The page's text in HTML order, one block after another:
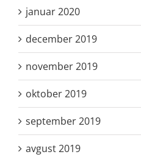
januar 2020
december 2019
november 2019
oktober 2019
september 2019
avgust 2019